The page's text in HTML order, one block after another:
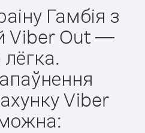
Гамбія з
Viber Out —
лёгка.
Viber